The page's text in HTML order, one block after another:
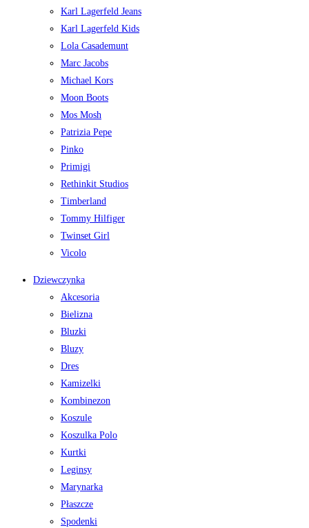
Karl Lagerfeld Jeans
Karl Lagerfeld Kids
Lola Casademunt
Marc Jacobs
Michael Kors
Moon Boots
Mos Mosh
Patrizia Pepe
Pinko
Primigi
Rethinkit Studios
Timberland
Tommy Hilfiger
Twinset Girl
Vicolo
Dziewczynka
Akcesoria
Bielizna
Bluzki
Bluzy
Dres
Kamizelki
Kombinezon
Koszule
Koszulka Polo
Kurtki
Leginsy
Marynarka
Płaszcze
Spodenki